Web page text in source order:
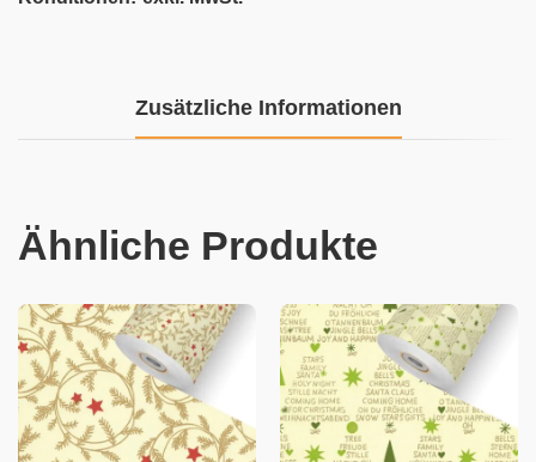
Zusätzliche Informationen
Ähnliche Produkte